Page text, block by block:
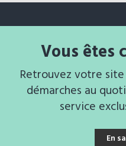
Vous êtes
Retrouvez votre
démarches au
service
En